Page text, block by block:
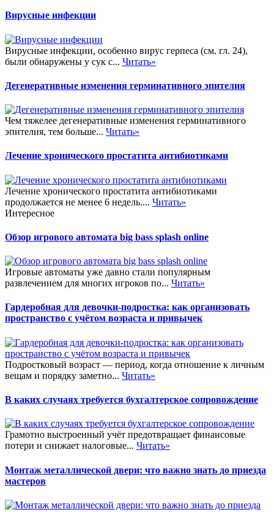
Вирусные инфекции
Вирусные инфекции, особенно вирус герпеса (см. гл. 24),
были обнаружены у сук с... Читать»
Дегенеративные изменения герминативного эпителия
Чем тяжелее дегенеративные изменения герминативного
эпителия, тем больше... Читать»
Лечение хронического простатита антибиотиками
Лечение хронического простатита антибиотиками
продолжается не менее 6 недель.... Читать»
Интересное
Обзор игрового автомата big bass splash online
Игровые автоматы уже давно стали популярным
развлечением для многих игроков по... Читать»
Гардеробная для девочки-подростка: как организовать
пространство с учётом возраста и привычек
Подростковый возраст — период, когда отношение к личным
вещам и порядку заметно... Читать»
В каких случаях требуется бухгалтерское сопровождение
Грамотно выстроенный учёт предотвращает финансовые
потери и снижает налоговые... Читать»
Монтаж металлической двери: что важно знать до приезда
мастеров